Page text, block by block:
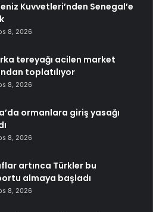
Kuvvetleri’nden Senegal’e
8, 2026
tereyağı acilen market
toplatılıyor
8, 2026
ormanlara giriş yasağı
8, 2026
artınca Türkler bu
almaya başladı
8, 2026